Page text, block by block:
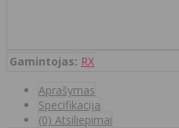
Gamintojas: RX
Aprašymas
Specifikacija
(0) Atsiliepimai